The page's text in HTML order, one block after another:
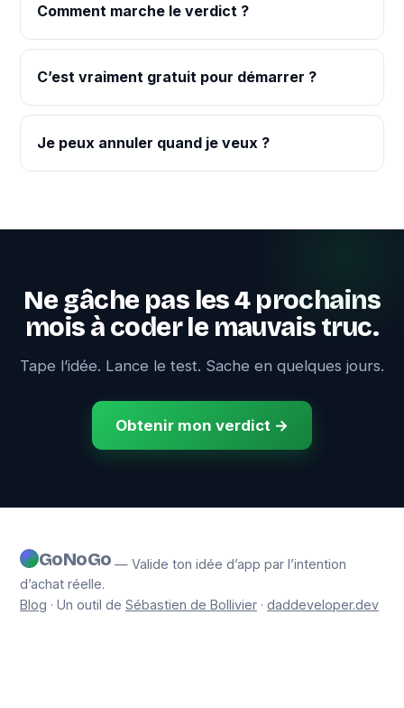
Comment marche le verdict ?
C’est vraiment gratuit pour démarrer ?
Je peux annuler quand je veux ?
Ne gâche pas les 4 prochains
mois à coder le mauvais truc.
Tape l’idée. Lance le test. Sache en quelques jours.
Obtenir mon verdict →
GoNoGo — Valide ton idée d’app par l’intention
d’achat réelle.
Blog · Un outil de Sébastien de Bollivier · daddeveloper.dev